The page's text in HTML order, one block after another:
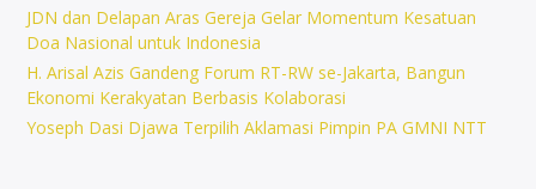
JDN dan Delapan Aras Gereja Gelar Momentum Kesatuan
Doa Nasional untuk Indonesia
H. Arisal Azis Gandeng Forum RT-RW se-Jakarta, Bangun
Ekonomi Kerakyatan Berbasis Kolaborasi
Yoseph Dasi Djawa Terpilih Aklamasi Pimpin PA GMNI NTT